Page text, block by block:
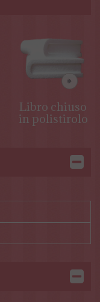
Libro chiuso
in polistirolo